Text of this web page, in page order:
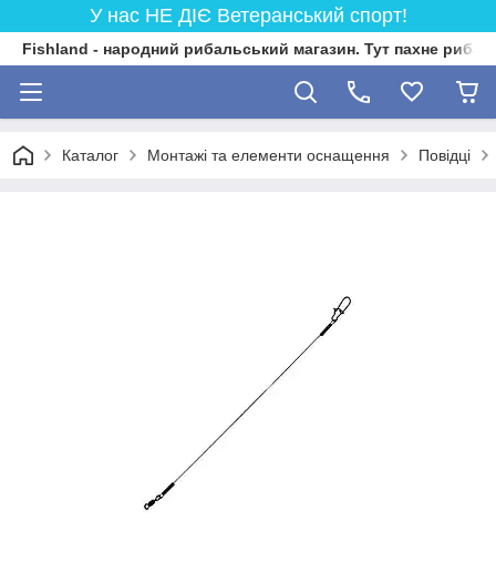
У нас НЕ ДІЄ Ветеранський спорт!
Fishland - народний рибальський магазин. Тут пахне
Каталог Монтажі та елементи оснащення Повідці